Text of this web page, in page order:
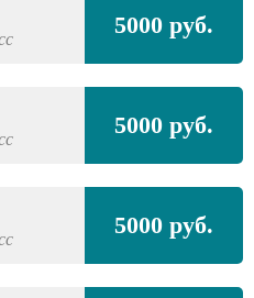
5000 руб.
5000 руб.
5000 руб.